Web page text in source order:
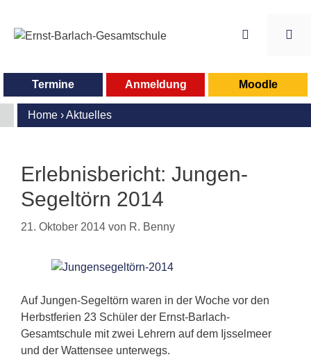
springen
Home ›Aktuelles
Termine Anmeldung Moodle
Erlebnisbericht: Jungen-
Segeltörn 2014
21. Oktober 2014 von R. Benny
Auf Jungen-Segeltörn waren in der Woche vor den
Herbstferien 23 Schüler der Ernst-Barlach-
Gesamtschule mit zwei Lehrern auf dem Ijsselmeer
und der Wattensee unterwegs.